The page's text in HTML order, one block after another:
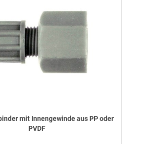
mit Innengewinde aus PP oder
PVDF